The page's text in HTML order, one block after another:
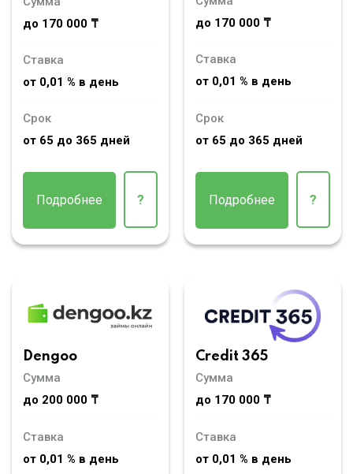
до 170 000 ₸
Ставка
от 0,01 % в день
Срок
от 65 до 365 дней
Подробнее ?
до 170 000 ₸
Ставка
от 0,01 % в день
Срок
от 65 до 365 дней
Подробнее ?
Dengoo
Сумма
до 200 000 ₸
Ставка
от 0,01 % в день
Credit 365
Сумма
до 170 000 ₸
Ставка
от 0,01 % в день